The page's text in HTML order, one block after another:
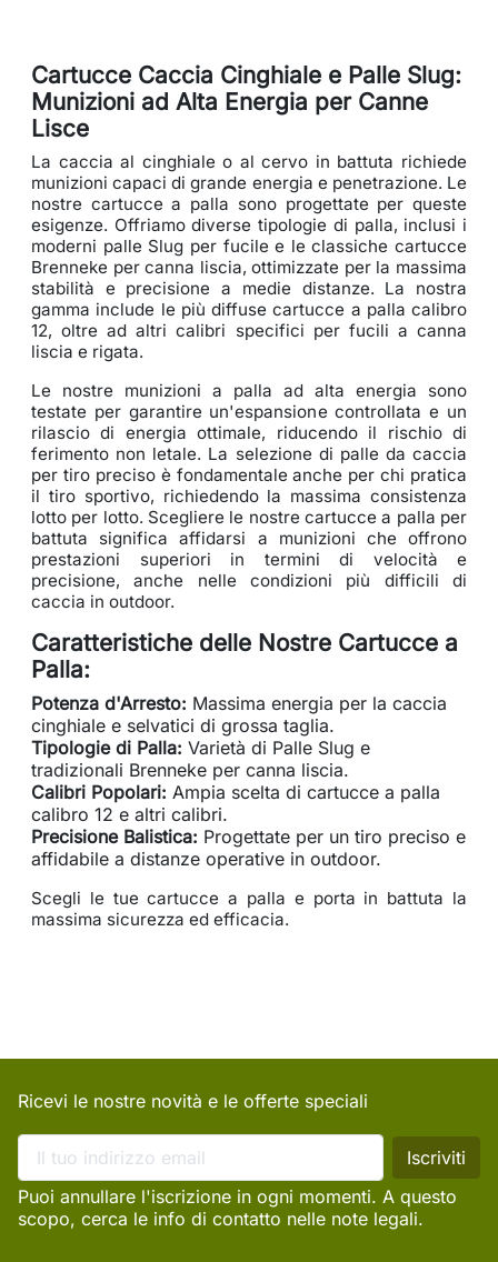
Cartucce Caccia Cinghiale e Palle Slug:
Munizioni ad Alta Energia per Canne
Lisce
La caccia al cinghiale o al cervo in battuta richiede
munizioni capaci di grande energia e penetrazione. Le
nostre cartucce a palla sono progettate per queste
esigenze. Offriamo diverse tipologie di palla, inclusi i
moderni palle Slug per fucile e le classiche cartucce
Brenneke per canna liscia, ottimizzate per la massima
stabilità e precisione a medie distanze. La nostra
gamma include le più diffuse cartucce a palla calibro
12, oltre ad altri calibri specifici per fucili a canna
liscia e rigata.
Le nostre munizioni a palla ad alta energia sono
testate per garantire un'espansione controllata e un
rilascio di energia ottimale, riducendo il rischio di
ferimento non letale. La selezione di palle da caccia
per tiro preciso è fondamentale anche per chi pratica
il tiro sportivo, richiedendo la massima consistenza
lotto per lotto. Scegliere le nostre cartucce a palla per
battuta significa affidarsi a munizioni che offrono
prestazioni superiori in termini di velocità e
precisione, anche nelle condizioni più difficili di
caccia in outdoor.
Caratteristiche delle Nostre Cartucce a
Palla:
Potenza d'Arresto: Massima energia per la caccia
cinghiale e selvatici di grossa taglia.
Tipologie di Palla: Varietà di Palle Slug e
tradizionali Brenneke per canna liscia.
Calibri Popolari: Ampia scelta di cartucce a palla
calibro 12 e altri calibri.
Precisione Balistica: Progettate per un tiro preciso e
affidabile a distanze operative in outdoor.
Scegli le tue cartucce a palla e porta in battuta la
massima sicurezza ed efficacia.
Ricevi le nostre novità e le offerte speciali
Puoi annullare l'iscrizione in ogni momenti. A questo
scopo, cerca le info di contatto nelle note legali.